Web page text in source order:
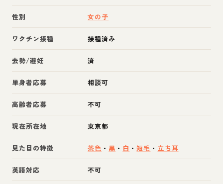
性別 女の子
ワクチン接種 接種済み
去勢/避妊 済
単身者応募 相談可
高齢者応募 不可
現在所在地 東京都
見た目の特徴 茶色 ・ 黒 ・ 白 ・短毛 ・ 立ち耳
英語対応 不可